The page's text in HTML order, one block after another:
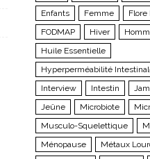
Enfants
Femme
FODMAP
Hiver
Huile Essentielle
Hyperperméabilité
Interview
Intestin
Jeûne
Microbiote
Musculo-Squelettique
Ménopause
Métaux